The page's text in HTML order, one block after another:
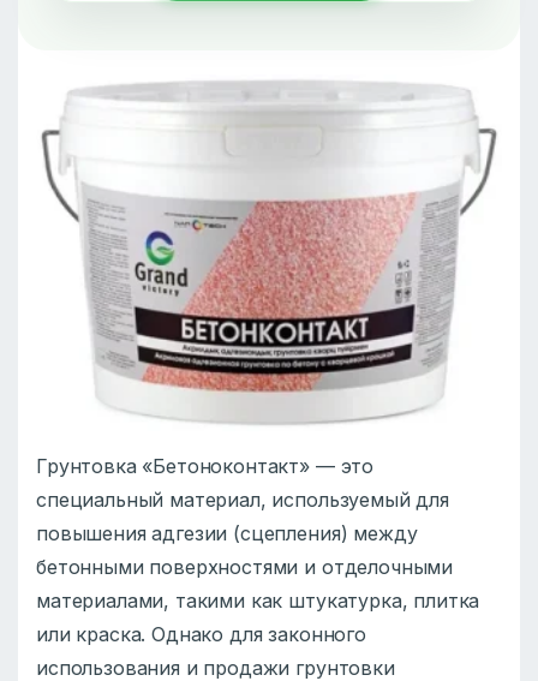
Грунтовка «Бетоноконтакт» — это
специальный материал, используемый для
повышения адгезии (сцепления) между
бетонными поверхностями и отделочными
материалами, такими как штукатурка, плитка
или краска. Однако для законного
использования и продажи грунтовки